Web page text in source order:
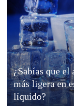
¿Sabías que el
más ligera en
líquido?